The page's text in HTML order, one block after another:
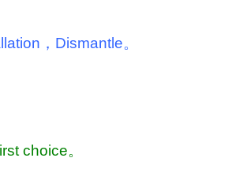
，Dismantle。
choice。